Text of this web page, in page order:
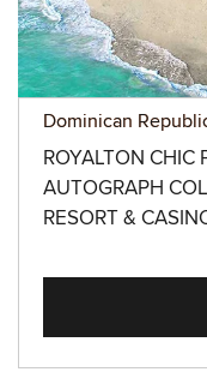
Dominican
ROYALTON CHIC
AUTOGRAPH
RESORT &